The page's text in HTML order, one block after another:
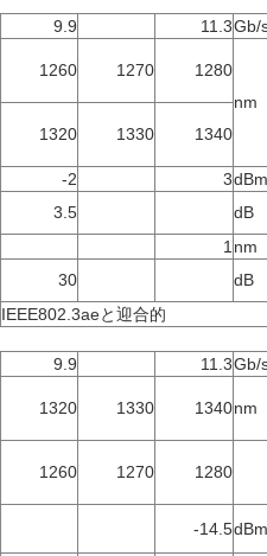
9.9 11.3Gb/
1260 1270
1280
nm
1320 1330 1340
-2 3dBm
3.5
dB
1 nm
30
dB
IEEE802.3aeと迎合的
9.9 11.3Gb/
1320 1330 1340nm
1260 1270 1280
-14.5dBm